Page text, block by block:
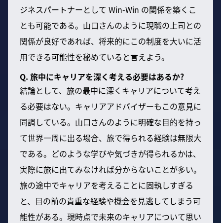
ジネスパートナーとして Win-Win の関係を築くこ
とも可能である。山口さんのように現職の上司との
関係が良好であれば、将来的にこの制度を大いに活
用できる可能性を秘めていると言えよう。
Q. 旅中にキャリアを深く考える必要はあるか?
結論として、旅の最中に深くキャリアについて考え
る必要はない。キャリアアドバイザーもこの意見に
同調している。山口さんのように明確な目的を持っ
て世界一周に出る場合、旅で得られる経験は無限大
である。どのような学びや気づきが得られるかは、
実際に旅に出てみなければ分からないことが多い。
旅の途中でキャリアを考えることに固執しすぎる
と、目の前の貴重な経験や機会を見逃してしまう可
能性がある。現時点で未来のキャリアについて思い